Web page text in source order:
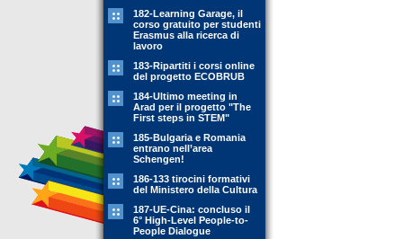
182-Learning Garage, il
corso gratuito per studenti
Erasmus alla ricerca di
lavoro
183-Ripartiti i corsi online
del progetto ECOBRUB
184-Ultimo meeting in
Arad per il progetto "The
First steps in STEM"
185-Bulgaria e Romania
entrano nell’area
Schengen!
186-133 tirocini formativi
del Ministero della Cultura
187-UE-Cina: concluso il
6° High-Level People-to-
People Dialogue